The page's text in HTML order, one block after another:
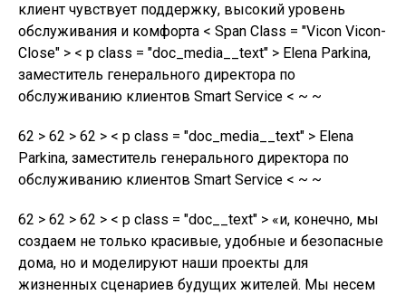
клиент чувствует поддержку, высокий уровень
обслуживания и комфорта < Span Class = "Vicon Vicon-
Close" > < p class = "doc_media__text" > Elena Parkina,
заместитель генерального директора по
обслуживанию клиентов Smart Service < ~ ~
62 > 62 > 62 > < p class = "doc_media__text" > Elena
Parkina, заместитель генерального директора по
обслуживанию клиентов Smart Service < ~ ~
62 > 62 > 62 > < p class = "doc__text" > «и, конечно, мы
создаем не только красивые, удобные и безопасные
дома, но и моделируют наши проекты для
жизненных сценариев будущих жителей. Мы несем